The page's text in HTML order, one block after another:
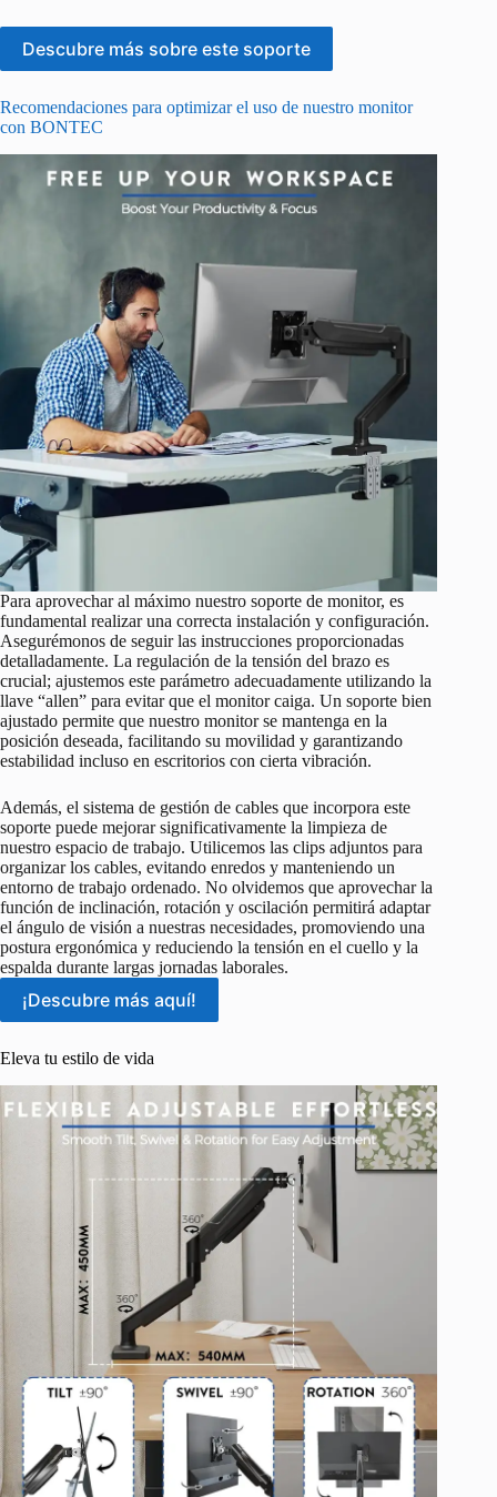
Descubre más sobre este soporte
Recomendaciones para optimizar el uso de nuestro monitor
con BONTEC
Para aprovechar al máximo nuestro soporte de monitor, es
fundamental realizar una correcta instalación y configuración.
Asegurémonos de seguir las instrucciones proporcionadas
detalladamente. La regulación de la tensión del brazo es
crucial; ajustemos este parámetro adecuadamente utilizando la
llave “allen” para evitar que el monitor caiga. Un soporte bien
ajustado permite que nuestro monitor se mantenga en la
posición deseada, facilitando su movilidad y garantizando
estabilidad incluso en escritorios con cierta vibración.
Además, el sistema de gestión de cables que incorpora este
soporte puede mejorar significativamente la limpieza de
nuestro espacio de trabajo. Utilicemos las clips adjuntos para
organizar los cables, evitando enredos y manteniendo un
entorno de trabajo ordenado. No olvidemos que aprovechar la
función de inclinación, rotación y oscilación permitirá adaptar
el ángulo de visión a nuestras necesidades, promoviendo una
postura ergonómica y reduciendo la tensión en el cuello y la
espalda durante largas jornadas laborales.
¡Descubre más aquí!
Eleva tu estilo de vida